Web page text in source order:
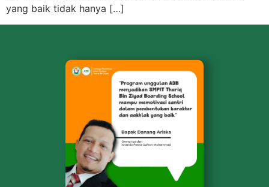
yang baik tidak hanya […]